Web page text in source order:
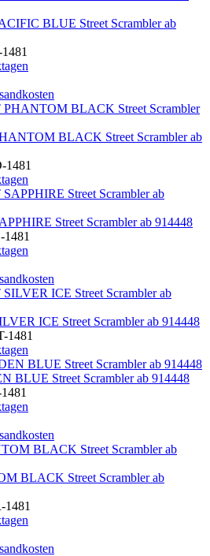
BLUE Street Scrambler ab
BLACK Street Scrambler ab
1481
Street Scrambler ab 914448
ICE Street Scrambler ab 914448
1481
BLUE Street Scrambler ab 914448
BLACK Street Scrambler ab
1481